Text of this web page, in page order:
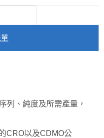
列、純度及所需產量，
CRO以及CDMO公